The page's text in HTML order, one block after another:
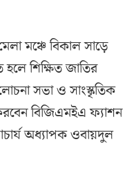
মঞ্চে বিকাল সাড়ে
শিক্ষিত জাতির
সভা ও সাংস্কৃতিক
বিজিএমইএ ফ্যাশন
অধ্যাপক ওবায়দুল